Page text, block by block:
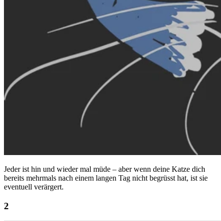
Jeder ist hin und wieder mal müde – aber wenn deine Katze dich
bereits mehrmals nach einem langen Tag nicht begrüsst hat, ist sie
eventuell verärgert.